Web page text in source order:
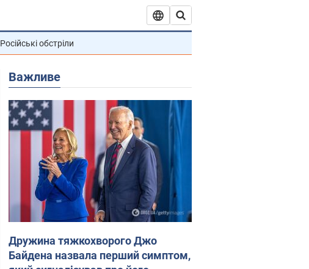
Російські обстріли
Важливе
Дружина тяжкохворого Джо
Байдена назвала перший симптом,